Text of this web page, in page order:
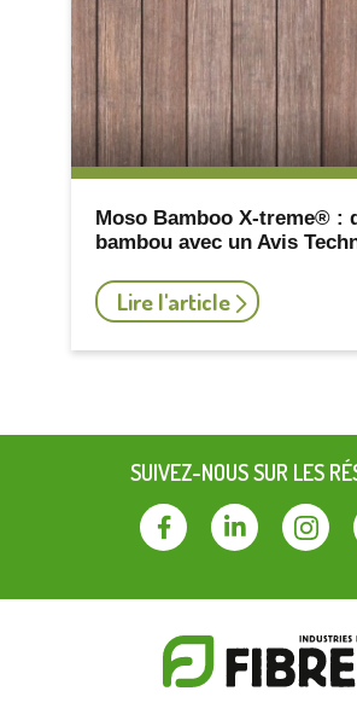
Moso Bamboo X-treme® :
bambou avec un Avis
Lire l'article
SUIVEZ-NOUS SUR LES
FacebookLinkedin